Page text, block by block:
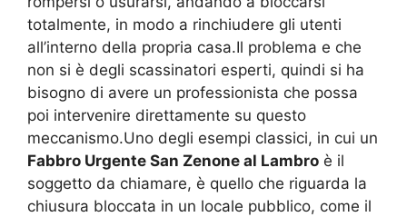
totalmente, in modo a rinchiudere gli utenti
all’interno della propria casa.Il problema e che
non si è degli scassinatori esperti, quindi si ha
bisogno di avere un professionista che possa
poi intervenire direttamente su questo
meccanismo.Uno degli esempi classici, in cui un
Fabbro Urgente San Zenone al Lambro è il
soggetto da chiamare, è quello che riguarda la
chiusura bloccata in un locale pubblico, come il